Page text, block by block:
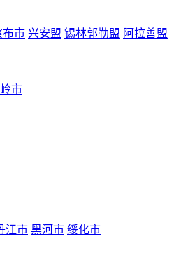
布市 兴安盟 锡林郭勒盟 阿拉善盟
市
江市 黑河市 绥化市